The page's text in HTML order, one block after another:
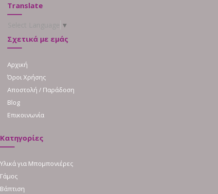
Translate
▼
Σχετικά με εμάς
Αρχική
Όροι Χρήσης
Αποστολή / Παράδοση
Blog
Επικοινωνία
Κατηγορίες
Υλικά για Μπομπονιέρες
Γάμος
Βάπτιση